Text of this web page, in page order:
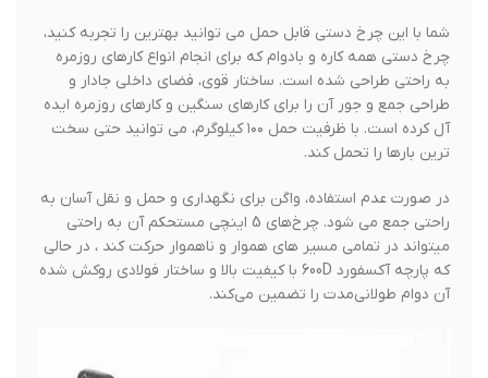
شما با این چرخ دستی قابل حمل می توانید بهترین را تجربه کنید،
چرخ دستی همه کاره و بادوام که برای انجام انواع کارهای روزمره
به راحتی طراحی شده است. ساختار قوی، فضای داخلی جادار و
طراحی جمع و جور آن را برای کارهای سنگین و کارهای روزمره ایده
آل کرده است. با ظرفیت حمل ۱۰۰ کیلوگرم، می توانید حتی سخت
ترین بارها را تحمل کند.
در صورت عدم استفاده، واگن برای نگهداری و حمل و نقل آسان به
راحتی جمع می شود. چرخ‌های 5 اینچی مستحکم آن به راحتی
میتواند در تمامی مسیر های هموار و ناهموار حرکت کند ، در حالی
که پارچه آکسفورد 600D با کیفیت بالا و ساختار فولادی روکش شده
آن دوام طولانی‌مدت را تضمین می‌کند.